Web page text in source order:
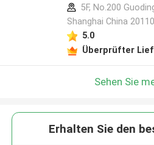
5F, No.200
Shanghai China
5.0
Überprüfter
Sehen Sie
Erhalten Sie den